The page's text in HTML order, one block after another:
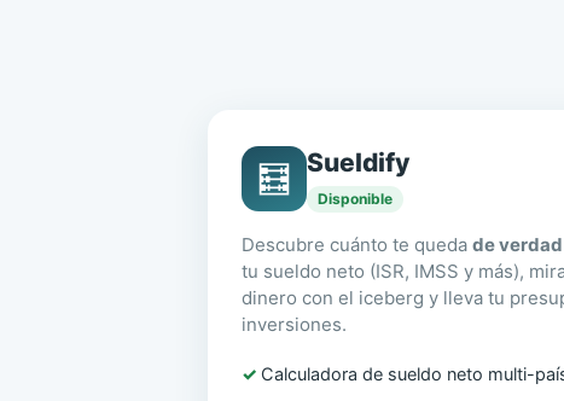
🧮 Sueldify
Disponible
Descubre cuánto te queda de verdad
tu sueldo neto (ISR, IMSS y más),
dinero con el iceberg y lleva tu
inversiones.
Calculadora de sueldo neto multi-